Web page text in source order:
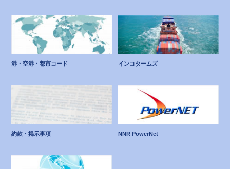
港・空港・都市コード インコタームズ
約款・掲示事項 NNR PowerNet